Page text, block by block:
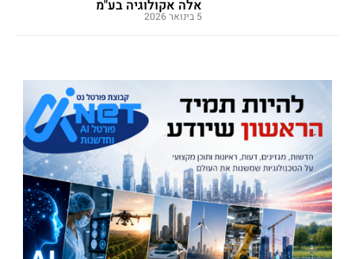
אלה אקולוגיה בע"מ
5 בינואר 2026